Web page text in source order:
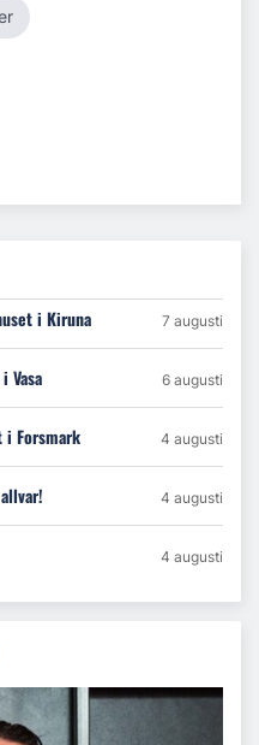
i Kiruna 7 augusti
Vasa 6 augusti
Forsmark 4 augusti
4 augusti
4 augusti